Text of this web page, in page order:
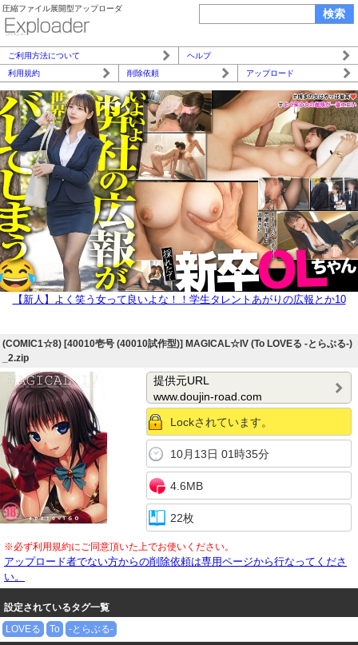
圧縮ファイル展開型アップローダ
ご利用方法について
ヘルプ
利用規約
削除依頼 アップロード
【新人】よく笑う女って良いよな！！学生タレントあがりの広報とか10
(COMIC1☆8) [40010壱号 (40010試作型)] MAGICAL☆IV (To LOVEる -とらぶる-)
_2.zip
提供元URL
www.doujin-road.com
Lockされています。
10月13日 01時35分
4.6MB
22枚
※必ず利用規約にご同意頂いた上でお使いください。
アップロード者でない方からの削除依頼は専用ページから行なってくださ
い。
設定されているタグ一覧
LOVEる
To
-とらぶる-